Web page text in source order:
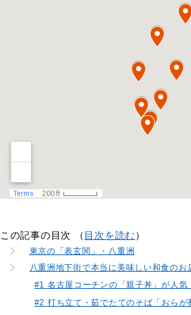
この記事の目次 （ 目次を読む ）
東京の「表玄関」・八重洲
八重洲地下街で本当に美味しい和食のお
#1 名古屋コーチンの「親子丼」が人気
#2 打ち立て・茹でたてのそば「おらが